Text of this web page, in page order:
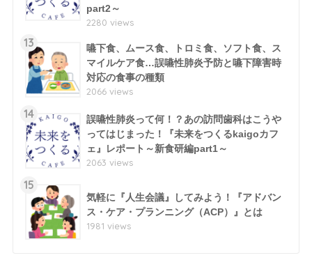
part2～
2280 views
13
嚥下食、ムース食、トロミ食、ソフト食、ス
マイルケア食…誤嚥性肺炎予防と嚥下障害時
対応の食事の種類
2066 views
14
誤嚥性肺炎って何！？あの訪問歯科はこうや
ってはじまった！『未来をつくるkaigoカフ
ェ』レポート～新食研編part1～
2063 views
15
気軽に『人生会議』してみよう！『アドバン
ス・ケア・プランニング（ACP）』とは
1981 views